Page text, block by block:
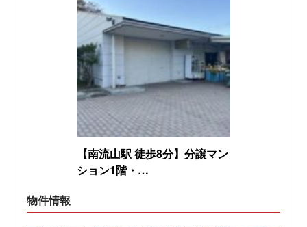
【南流山駅 徒歩8分】分譲マン
ション1階・…
物件情報